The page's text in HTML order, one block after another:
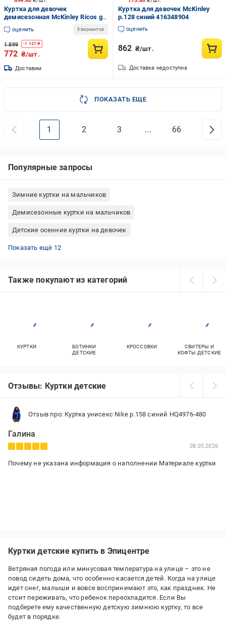
Куртка для девочек
демисезонная McKinley Ricos gls
408116-912401 коралловая
оценить 6 вариантов
1 899 -1 127 ₴
772 ₴/шт.
Доставим
Куртка для девочек McKinley
р.128 синий 416348904
оценить
862 ₴/шт.
Доставка недоступна
ПОКАЗАТЬ ЕЩЕ
1 2 3 ... 66
Популярные запросы
Зимние куртки на мальчиков
Демисезонные куртки на мальчиков
Детские осенние куртки на девочек
Демисезонная куртка для девочек
Зимние куртки на девочек
Куртки зимние HUPPA детские
Джинсовые куртки для девочек
Джинсовые куртки для мальчиков
Куртки на мальчиков осень
Детская зимняя куртка JOIKS
Весенние куртки для девочек
Куртки Reima для мальчиков
Весенние куртки для мальчиков
Куртки Reima для девочек
Куртки Zara для мальчиков
Показать ещё 12
Также покупают из категорий
КУРТКИ
БОТИНКИ
ДЕТСКИЕ
КРОССОВКИ
СВИТЕРЫ И
КОФТЫ ДЕТСКИЕ
Отзывы: Куртки детские
Отзыв про: Куртка унисекс Nike р.158 синий HQ4976-480
Галина
08.05.2026
Почему не указана информация о наполнении Материале куртки
Куртки детские купить в Эпицентре
Ветряная погода или минусовая температура на улице – это не
повод сидеть дома, что особенно касается детей. Когда на улице
идет снег, малыши и вовсе воспринимают это, как праздник. Не
стоит переживать, что ребенок переохладится. Если Вы
подберете ему качественную детскую зимнюю куртку, то все
будет в порядке.